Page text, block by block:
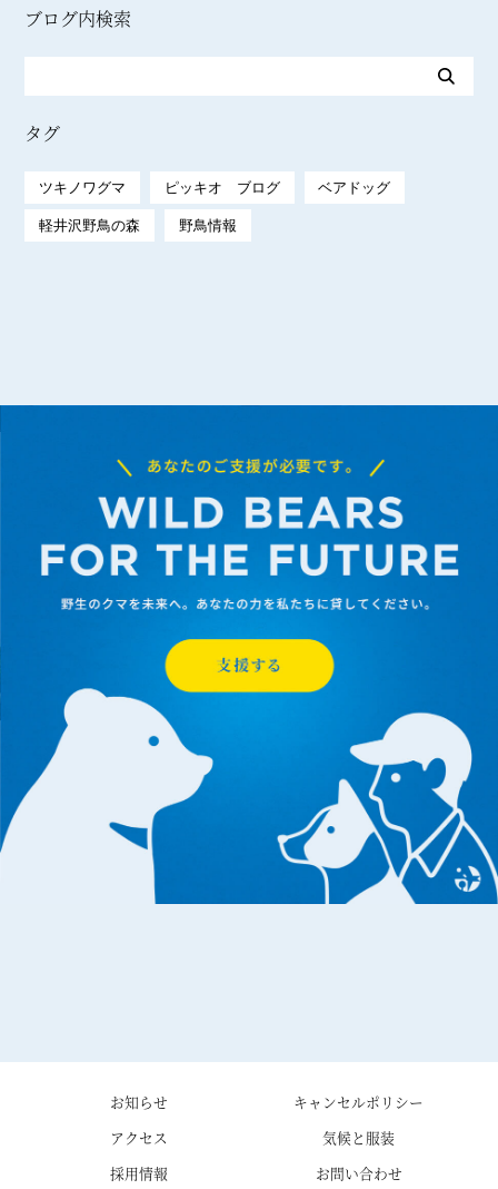
ブログ内検索
タグ
ツキノワグマ ピッキオ ブログ ベアドッグ
軽井沢野鳥の森 野鳥情報
お知らせ
キャンセルポリシー
アクセス
気候と服装
採用情報
お問い合わせ